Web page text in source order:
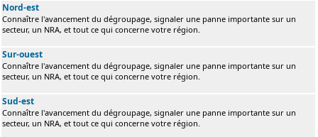
Nord-est
Connaître l'avancement du dégroupage, signaler une panne importante sur un
secteur, un NRA, et tout ce qui concerne votre région.
Sur-ouest
Connaître l'avancement du dégroupage, signaler une panne importante sur un
secteur, un NRA, et tout ce qui concerne votre région.
Sud-est
Connaître l'avancement du dégroupage, signaler une panne importante sur un
secteur, un NRA, et tout ce qui concerne votre région.